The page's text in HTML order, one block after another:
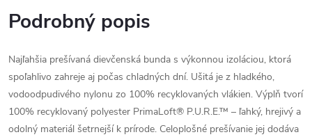
Podrobný popis
Najľahšia prešívaná dievčenská bunda s výkonnou izoláciou, ktorá
spoľahlivo zahreje aj počas chladných dní. Ušitá je z hladkého,
vodoodpudivého nylonu zo 100% recyklovaných vlákien. Výplň tvorí
100% recyklovaný polyester PrimaLoft® P.U.R.E.™ – ľahký, hrejivý a
odolný materiál šetrnejší k prírode. Celoplošné prešívanie jej dodáva